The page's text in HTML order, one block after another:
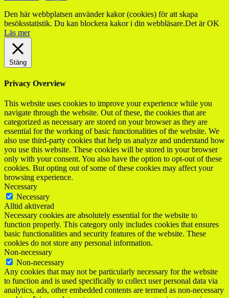
Den här webbplatsen använder kakor (cookies) för att skapa
besöksstatistik. Du kan blockera kakor i din webbläsare.Det är OK
Läs mer
Stäng
Privacy Overview
This website uses cookies to improve your experience while you
navigate through the website. Out of these, the cookies that are
categorized as necessary are stored on your browser as they are
essential for the working of basic functionalities of the website. We
also use third-party cookies that help us analyze and understand how
you use this website. These cookies will be stored in your browser
only with your consent. You also have the option to opt-out of these
cookies. But opting out of some of these cookies may affect your
browsing experience.
Necessary
Necessary
Alltid aktiverad
Necessary cookies are absolutely essential for the website to
function properly. This category only includes cookies that ensures
basic functionalities and security features of the website. These
cookies do not store any personal information.
Non-necessary
Non-necessary
Any cookies that may not be particularly necessary for the website
to function and is used specifically to collect user personal data via
analytics, ads, other embedded contents are termed as non-necessary